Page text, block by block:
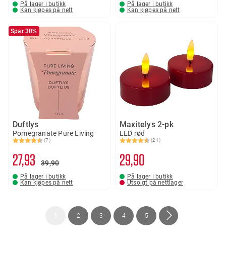
På lager i butikk
Kan kjøpes på nett
På lager i butikk
Kan kjøpes på nett
Spar 30%
Duftlys
Pomegranate Pure Living
Karakter:
(7)
4.3 av 5 mulige
2793 39 90
På lager i butikk
Kan kjøpes på nett
Maxitelys 2-pk
LED rød
Karakter:
(21)
4.8 av 5 mulige
29 90
På lager i butikk
Utsolgt på nettlager
You're Side
2 Side
3 Side
4 Side
5 Side
Neste